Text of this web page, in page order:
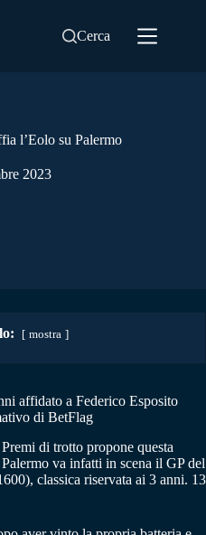
Cerca
l’Eolo su Palermo
2023
mostra
affidato a Federico Esposito
di BetFlag
di trotto propone questa
va infatti in scena il GP del
classica riservata ai 3 anni. 13